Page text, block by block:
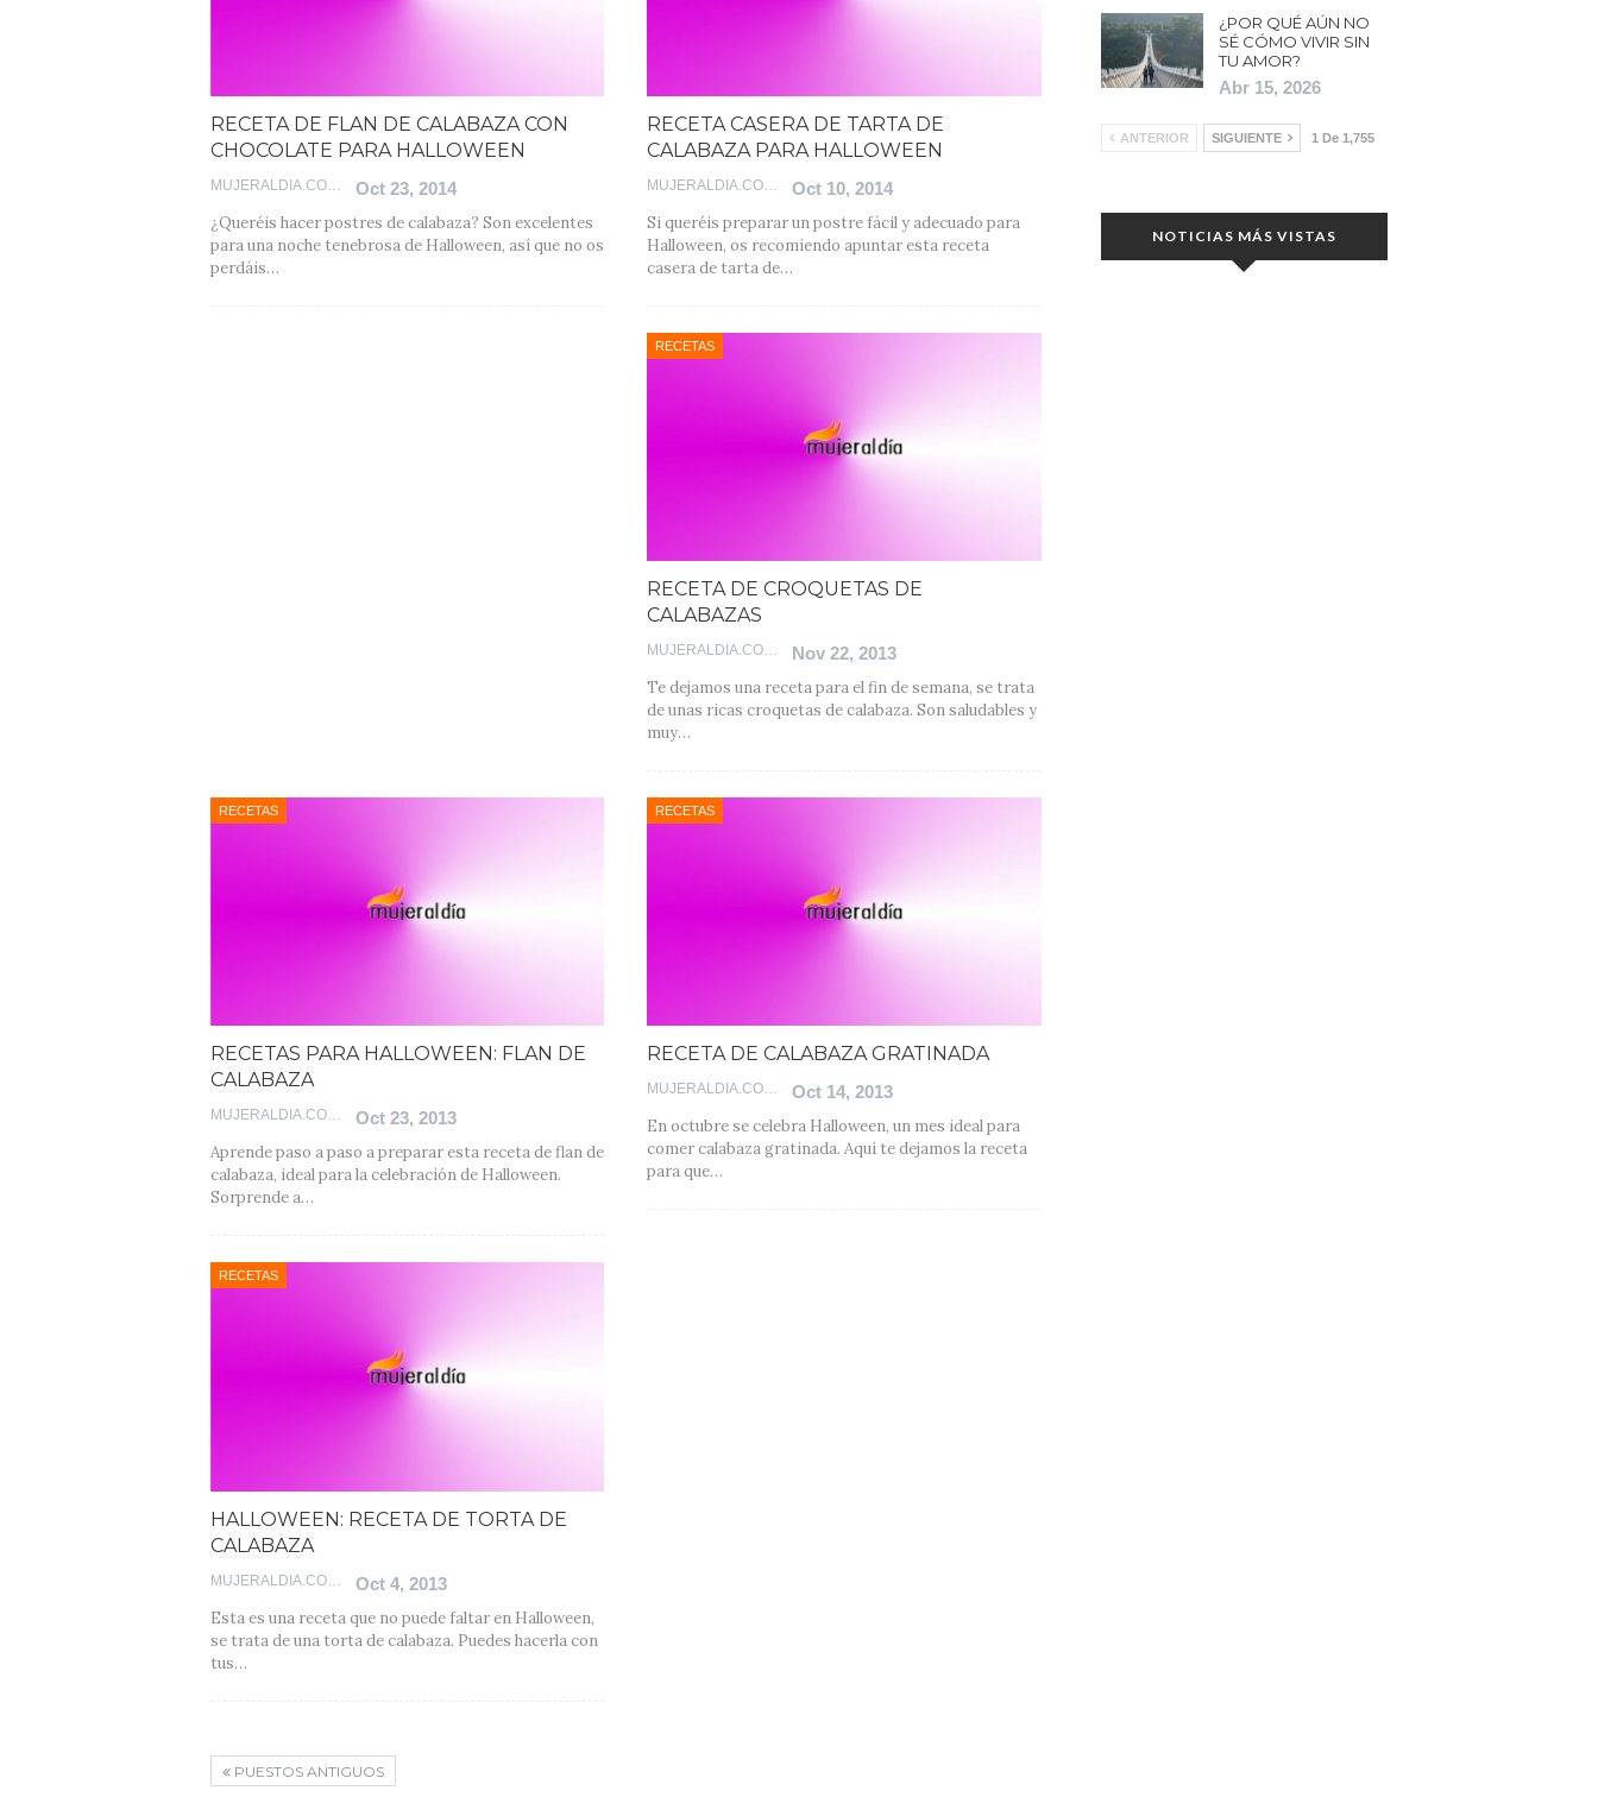
RECETA DE FLAN DE CALABAZA CON
CHOCOLATE PARA HALLOWEEN
MUJERALDIA.COM
Oct 23, 2014
¿Queréis hacer postres de calabaza? Son excelentes
para una noche tenebrosa de Halloween, así que no os
perdáis…
RECETA CASERA DE TARTA DE
CALABAZA PARA HALLOWEEN
MUJERALDIA.COM
Oct 10, 2014
Si queréis preparar un postre fácil y adecuado para
Halloween, os recomiendo apuntar esta receta
casera de tarta de…
RECETAS
RECETA DE CROQUETAS DE
CALABAZAS
MUJERALDIA.COM
Nov 22, 2013
Te dejamos una receta para el fin de semana, se trata
de unas ricas croquetas de calabaza. Son saludables y
muy…
RECETAS
RECETAS PARA HALLOWEEN: FLAN DE
CALABAZA
MUJERALDIA.COM
Oct 23, 2013
Aprende paso a paso a preparar esta receta de flan de
calabaza, ideal para la celebración de Halloween.
Sorprende a…
RECETAS
RECETA DE CALABAZA GRATINADA
MUJERALDIA.COM
Oct 14, 2013
En octubre se celebra Halloween, un mes ideal para
comer calabaza gratinada. Aquí te dejamos la receta
para que…
RECETAS
HALLOWEEN: RECETA DE TORTA DE
CALABAZA
Oct 4, 2013
Esta es una receta que no puede faltar en Halloween,
se trata de una torta de calabaza. Puedes hacerla con
tus…
PUESTOS ANTIGUOS
¿POR QUÉ AÚN NO
SÉ CÓMO VIVIR SIN
TU AMOR?
Abr 15, 2026
ANTERIOR SIGUIENTE 1 De 1,755
NOTICIAS MÁS VISTAS